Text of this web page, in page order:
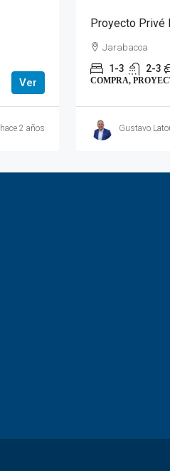
Ver
hace 2 años
Proyecto Privé
Jarabacoa
1-3 2-3
COMPRA,
Gustavo